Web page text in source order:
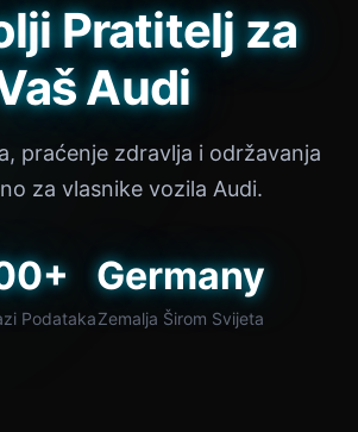
Pratitelj za
Audi
praćenje zdravlja i održavanja
za vlasnike vozila Audi.
Podataka
Germany
Zemalja Širom Svijeta